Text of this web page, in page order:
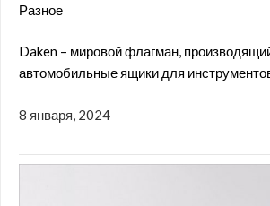
Разное
Daken – мировой флагман,
автомобильные ящики для
8 января, 2024